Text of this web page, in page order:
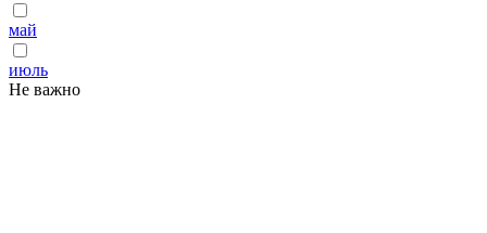
май
июль
Не важно